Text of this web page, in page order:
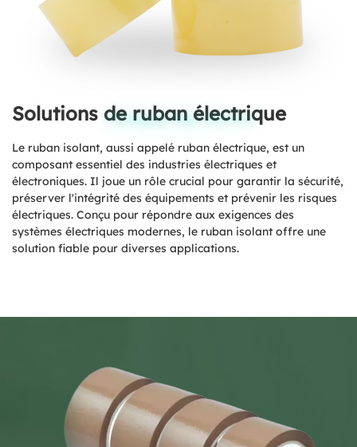
Solutions de ruban électrique
Packaging Tape Solutions
Le ruban isolant, aussi appelé ruban électrique, est un
composant essentiel des industries électriques et
électroniques. Il joue un rôle crucial pour garantir la sécurité,
préserver l'intégrité des équipements et prévenir les risques
électriques. Conçu pour répondre aux exigences des
systèmes électriques modernes, le ruban isolant offre une
solution fiable pour diverses applications.